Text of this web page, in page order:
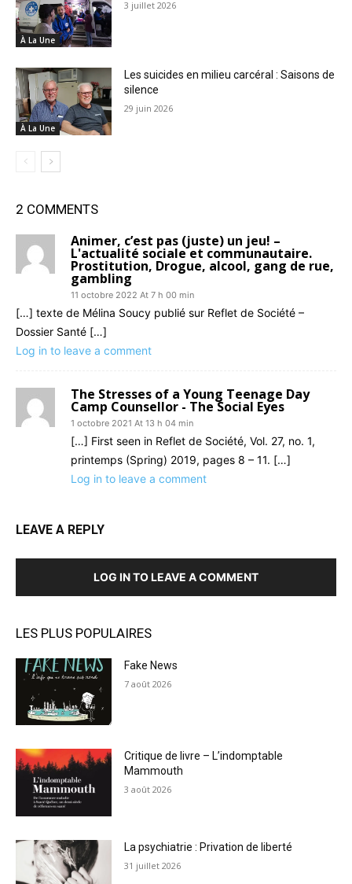
À La Une
3 juillet 2026
À La Une
Les suicides en milieu carcéral : Saisons de
silence
29 juin 2026
2 COMMENTS
Animer, c’est pas (juste) un jeu! –
L'actualité sociale et communautaire.
Prostitution, Drogue, alcool, gang de rue,
gambling
11 octobre 2022 At 7 h 00 min
[…] texte de Mélina Soucy publié sur Reflet de Société –
Dossier Santé […]
Log in to leave a comment
The Stresses of a Young Teenage Day
Camp Counsellor - The Social Eyes
1 octobre 2021 At 13 h 04 min
[…] First seen in Reflet de Société, Vol. 27, no. 1,
printemps (Spring) 2019, pages 8 – 11. […]
Log in to leave a comment
LEAVE A REPLY
LOG IN TO LEAVE A COMMENT
LES PLUS POPULAIRES
Fake News
7 août 2026
Critique de livre – L’indomptable
Mammouth
3 août 2026
La psychiatrie : Privation de liberté
31 juillet 2026